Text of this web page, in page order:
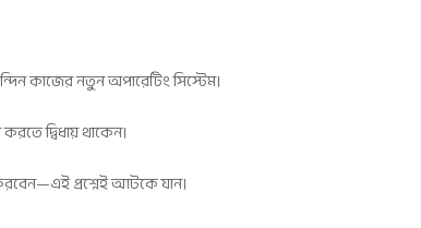
কাজের নতুন অপারেটিং সিস্টেম।
দ্বিধায় থাকেন।
প্রশ্নেই আটকে যান।